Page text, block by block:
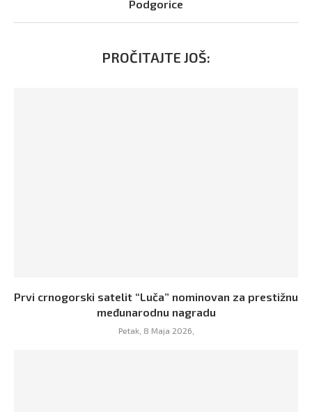
Podgorice
PROČITAJTE JOŠ:
Prvi crnogorski satelit “Luča” nominovan za prestižnu
međunarodnu nagradu
Petak, 8 Maja 2026,